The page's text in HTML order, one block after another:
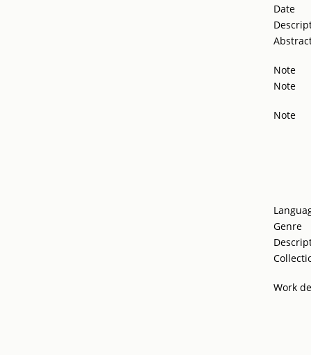
Date
Note
Note
Note
Genre
Work